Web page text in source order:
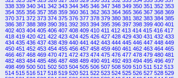
338 339 340 341 342 343 344 345 346 347 348 349 350 351 352 353
354 355 356 357 358 359 360 361 362 363 364 365 366 367 368 369
370 371 372 373 374 375 376 377 378 379 380 381 382 383 384 385
386 387 388 389 390 391 392 393 394 395 396 397 398 399 400 401
402 403 404 405 406 407 408 409 410 411 412 413 414 415 416 417
418 419 420 421 422 423 424 425 426 427 428 429 430 431 432 433
434 435 436 437 438 439 440 441 442 443 444 445 446 447 448 449
450 451 452 453 454 455 456 457 458 459 460 461 462 463 464 465
466 467 468 469 470 471 472 473 474 475 476 477 478 479 480 481
482 483 484 485 486 487 488 489 490 491 492 493 494 495 496 497
498 499 500 501 502 503 504 505 506 507 508 509 510 511 512 513
514 515 516 517 518 519 520 521 522 523 524 525 526 527 528 529